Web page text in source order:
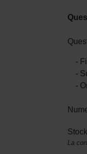
-
-
-
La